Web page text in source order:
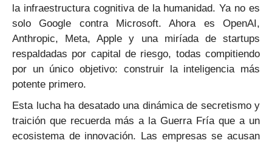
la infraestructura cognitiva de la humanidad. Ya no es
solo Google contra Microsoft. Ahora es OpenAI,
Anthropic, Meta, Apple y una miríada de startups
respaldadas por capital de riesgo, todas compitiendo
por un único objetivo: construir la inteligencia más
potente primero.
Esta lucha ha desatado una dinámica de secretismo y
traición que recuerda más a la Guerra Fría que a un
ecosistema de innovación. Las empresas se acusan